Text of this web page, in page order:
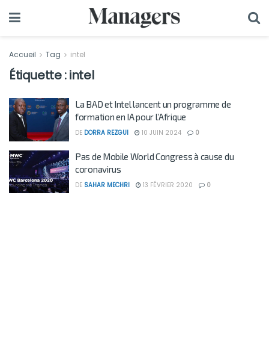
Accueil Tag intel
Étiquette :intel
La BAD et Intel lancent un programme de
formation en IA pour l’Afrique
DE DORRA REZGUI 10 JUIN 2024 0
Pas de Mobile World Congress à cause du
coronavirus
DE SAHAR MECHRI 13 FÉVRIER 2020 0